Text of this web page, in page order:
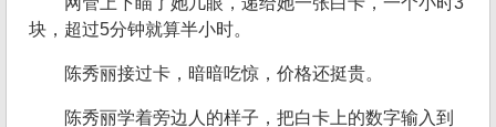
块，超过5分钟就算半小时。
陈秀丽接过卡，暗暗吃惊，价格还挺贵。
陈秀丽学着旁边人的样子，把白卡上的数字输入到